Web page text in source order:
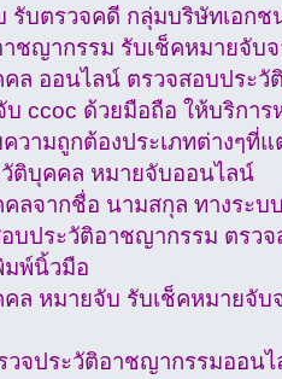
รับตรวจคดี กลุ่มบริษัทเอกช
ชญากรรม รับเช็คหมายจับ
ล ออนไลน์ ตรวจสอบประวั
ccoc ด้วยมือถือ ให้บริกา
วามถูกต้องประเภทต่างๆที่
ติบุคคล หมายจับออนไลน์
ลจากชื่อ นามสกุล ทางระบ
บประวัติอาชญากรรม ตรว
มพ์นิ้วมือ
คล หมายจับ รับเช็คหมายจั
วจประวัติอาชญากรรมออน